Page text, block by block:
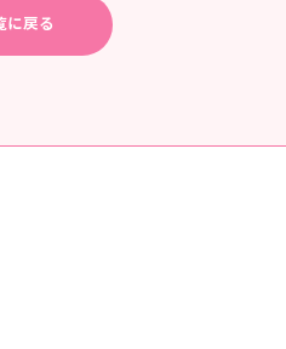
に戻る